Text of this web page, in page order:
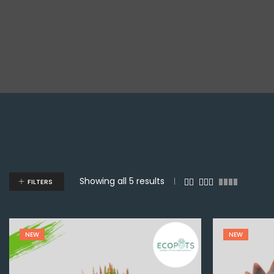
Showing all 5 results
FILTERS
NEW NEW